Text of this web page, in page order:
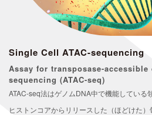
Single Cell ATAC-sequencing
Assay for transposase-
sequencing (ATAC-seq)
ATAC-seq法はゲノムDNA中で機能している
ヒストンコアからリリースした（ほどけた